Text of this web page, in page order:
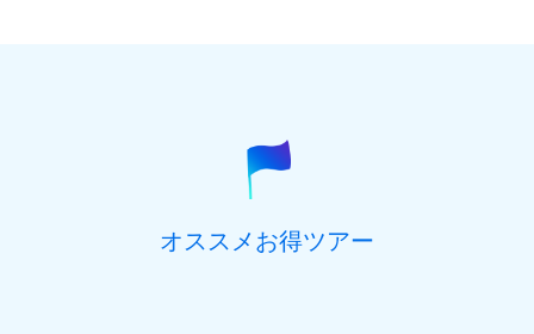
オススメお得ツアー